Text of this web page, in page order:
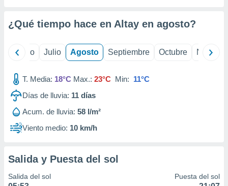
publicidad
de
¿Qué tiempo hace en Altay en agosto?
Junio Julio Agosto Septiembre Octubre
T. Media: 18°C Max.: 23°C Min: 11°C
Días de lluvia: 11 días
Acum. de lluvia: 58 l/m²
Viento medio: 10 km/h
Salida y Puesta del sol
Salida del sol Puesta del sol